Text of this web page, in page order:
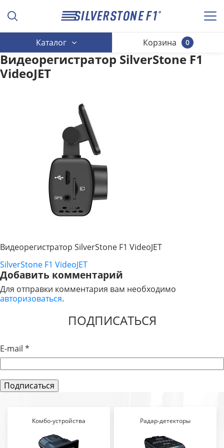
Каталог 0
Корзина
Видеорегистратор SilverStone F1
VideoJET
Видеорегистратор SilverStone F1 VideoJET
НАВИГАЦИЯ
ПО
ЗАПИСЯМ
SilverStone F1 VideoJET
Добавить комментарий
Для отправки комментария вам необходимо
авторизоваться.
ПОДПИСАТЬСЯ
E-mail *
Комбо-устройства Радар-детекторы